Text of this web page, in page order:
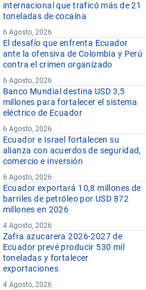
internacional que traficó más de 21
toneladas de cocaína
6 Agosto, 2026
El desafío que enfrenta Ecuador
ante la ofensiva de Colombia y Perú
contra el crimen organizado
6 Agosto, 2026
Banco Mundial destina USD 3,5
millones para fortalecer el sistema
eléctrico de Ecuador
6 Agosto, 2026
Ecuador e Israel fortalecen su
alianza con acuerdos de seguridad,
comercio e inversión
6 Agosto, 2026
Ecuador exportará 10,8 millones de
barriles de petróleo por USD 872
millones en 2026
4 Agosto, 2026
Zafra azucarera 2026-2027 de
Ecuador prevé producir 530 mil
toneladas y fortalecer
exportaciones
4 Agosto, 2026